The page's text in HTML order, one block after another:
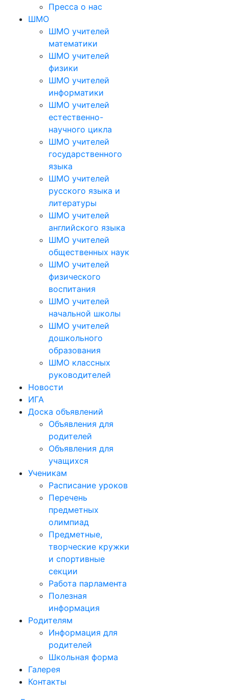
Пресса о нас
ШМО
ШМО учителей
математики
ШМО учителей
физики
ШМО учителей
информатики
ШМО учителей
естественно-
научного цикла
ШМО учителей
государственного
языка
ШМО учителей
русского языка и
литературы
ШМО учителей
английского языка
ШМО учителей
общественных наук
ШМО учителей
физического
воспитания
ШМО учителей
начальной школы
ШМО учителей
дошкольного
образования
ШМО классных
руководителей
Новости
ИГА
Доска объявлений
Объявления для
родителей
Объявления для
учащихся
Ученикам
Расписание уроков
Перечень
предметных
олимпиад
Предметные,
творческие кружки
и спортивные
секции
Работа парламента
Полезная
информация
Родителям
Информация для
родителей
Школьная форма
Галерея
Контакты